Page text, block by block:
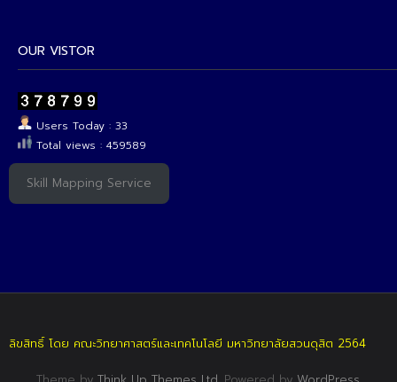
OUR VISTOR
Users Today : 33
Total views : 459589
Skill Mapping Service
ลิขสิทธิ์ โดย คณะวิทยาศาสตร์และเทคโนโลยี มหาวิทยาลัยสวนดุสิต 2564